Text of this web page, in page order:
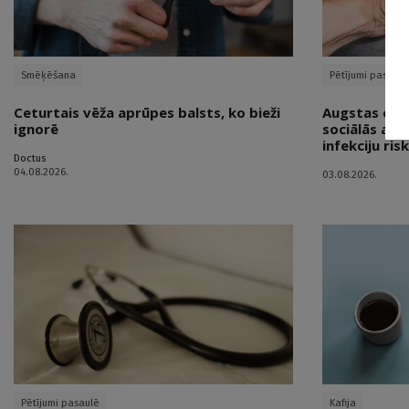
Smēķēšana
Ceturtais vēža aprūpes balsts, ko bieži
ignorē
Doctus
04.08.2026.
Pētījumi pasaulē
Augstas
sociālās
infekciju
03.08.2026.
Pētījumi pasaulē Kafija